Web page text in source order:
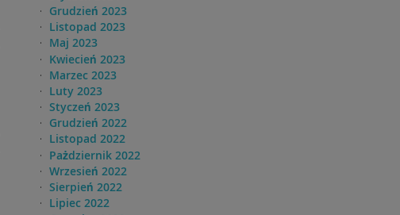
Grudzień 2023
Listopad 2023
Maj 2023
Kwiecień 2023
Marzec 2023
Luty 2023
Styczeń 2023
Grudzień 2022
Listopad 2022
Pażdziernik 2022
Wrzesień 2022
Sierpień 2022
Lipiec 2022